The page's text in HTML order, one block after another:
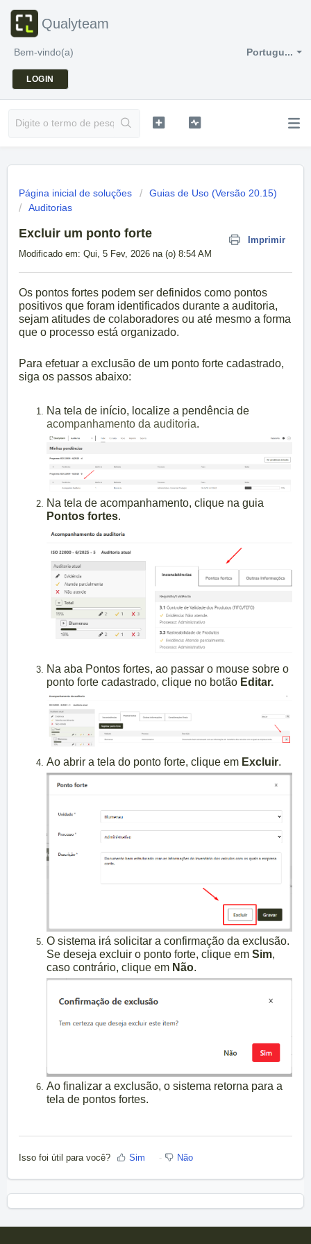
Qualyteam
Portugu...
Bem-vindo(a)
LOGIN
Página inicial de soluções
Guias de Uso (Versão 20.15)
Auditorias
Excluir um ponto forte
Imprimir
Modificado em: Qui, 5 Fev, 2026 na (o) 8:54 AM
Os pontos fortes podem ser definidos como pontos
positivos que foram identificados durante a auditoria,
sejam atitudes de colaboradores ou até mesmo a forma
que o processo está organizado.
Para efetuar a exclusão de um ponto forte cadastrado,
siga os passos abaixo:
Na tela de início, localize a pendência de
acompanhamento da auditoria.
Na tela de acompanhamento, clique na guia
Pontos fortes.
Na aba Pontos fortes, ao passar o mouse sobre o
ponto forte cadastrado, clique no botão Editar.
Ao abrir a tela do ponto forte, clique em Excluir.
O sistema irá solicitar a confirmação da exclusão.
Se deseja excluir o ponto forte, clique em Sim,
caso contrário, clique em Não.
Ao finalizar a exclusão, o sistema retorna para a
tela de pontos fortes.
Isso foi útil para você? Sim Não